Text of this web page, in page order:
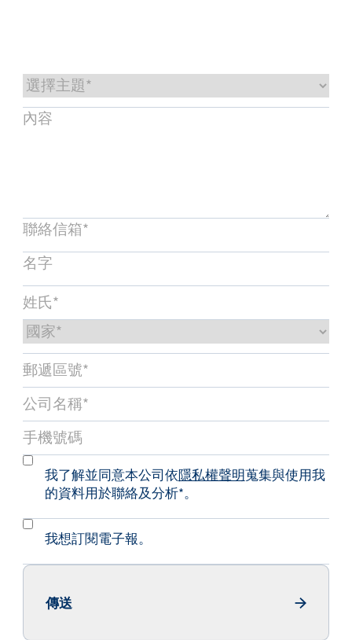
服務與支援
關於柏朗豪斯特
聯絡我們
我了解並同意本公司依隱私權聲明蒐集與使用我
的資料用於聯絡及分析*。
我想訂閱電子報。
傳送
Send